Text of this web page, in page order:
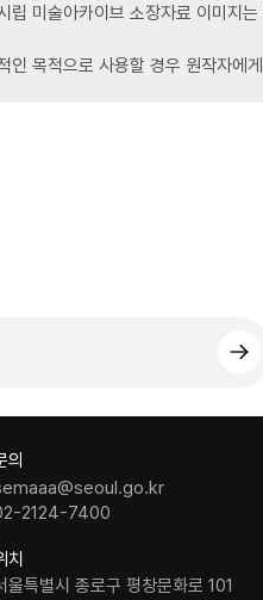
립 미술아카이브 소장자료 이미지
인 목적으로 사용할 경우 원작자에
의
2124-7400
치
울특별시 종로구 평창문화로 101